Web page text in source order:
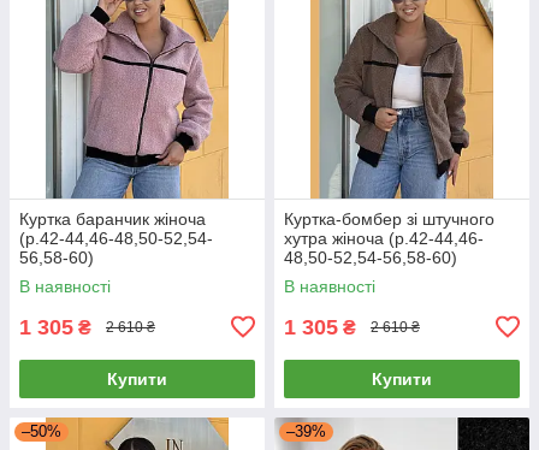
Куртка баранчик жіноча
(р.42-44,46-48,50-52,54-
56,58-60)
В наявності
1 305 ₴ 2 610 ₴
Купити
Куртка-бомбер зі штучного
хутра жіноча (р.42-44,46-
48,50-52,54-56,58-60)
В наявності
1 305 ₴ 2 610 ₴
Купити
–50% –39%